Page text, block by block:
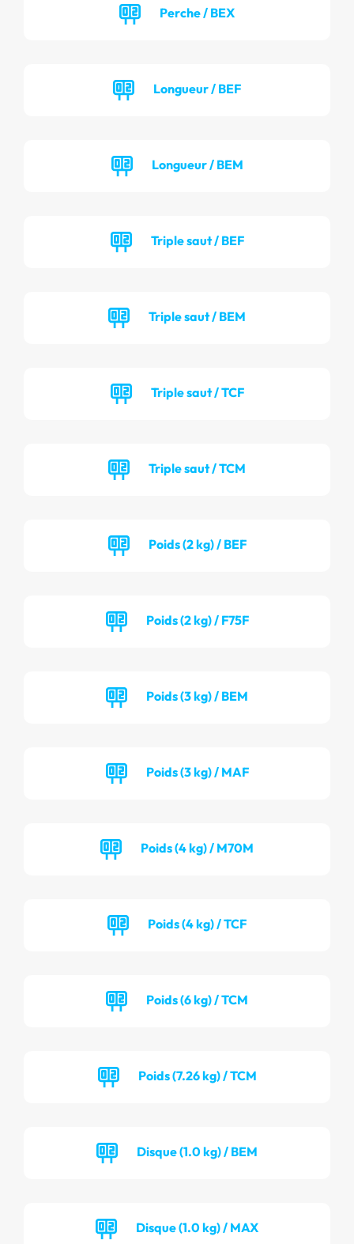
Perche / BEX
Longueur / BEF
Longueur / BEM
Triple saut / BEF
Triple saut / BEM
Triple saut / TCF
Triple saut / TCM
Poids (2 kg) / BEF
Poids (2 kg) / F75F
Poids (3 kg) / BEM
Poids (3 kg) / MAF
Poids (4 kg) / M70M
Poids (4 kg) / TCF
Poids (6 kg) / TCM
Poids (7.26 kg) / TCM
Disque (1.0 kg) / BEM
Disque (1.0 kg) / MAX